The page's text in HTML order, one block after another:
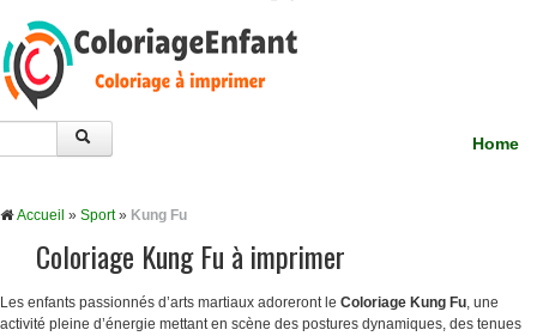
Home
Accueil » Sport» Kung Fu
Coloriage Kung Fu à imprimer
Les enfants passionnés d’arts martiaux adoreront le Coloriage Kung Fu, une
activité pleine d’énergie mettant en scène des postures dynamiques, des tenues